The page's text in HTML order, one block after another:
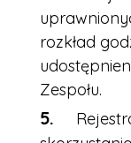
rozkład
Zespołu.